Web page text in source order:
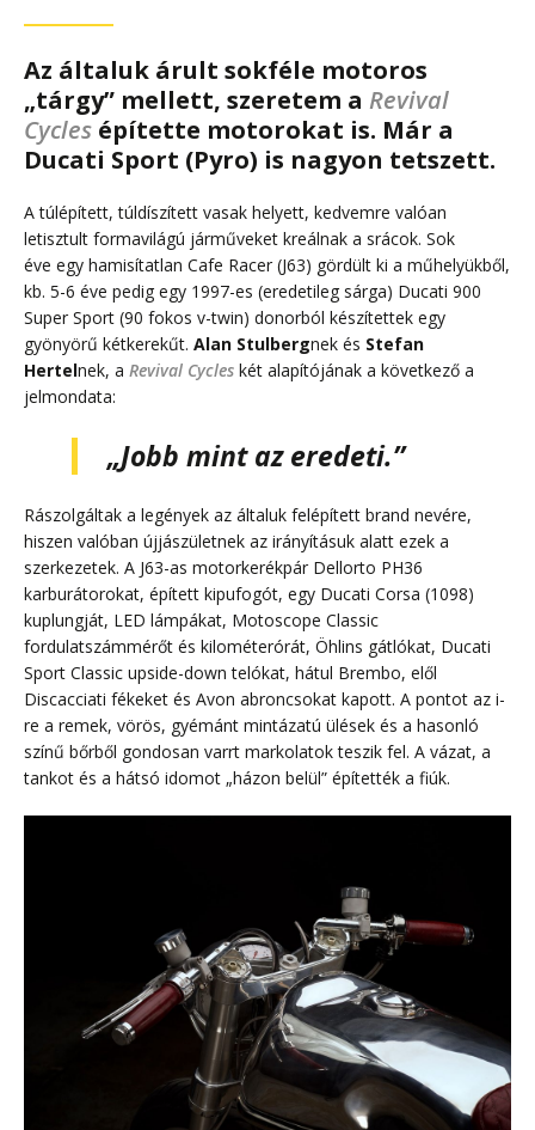
Az általuk árult sokféle motoros
„tárgy” mellett, szeretem a Revival
Cycles építette motorokat is. Már a
Ducati Sport (Pyro) is nagyon tetszett.
A túlépített, túldíszített vasak helyett, kedvemre valóan
letisztult formavilágú járműveket kreálnak a srácok. Sok
éve egy hamisítatlan Cafe Racer (J63) gördült ki a műhelyükből,
kb. 5-6 éve pedig egy 1997-es (eredetileg sárga) Ducati 900
Super Sport (90 fokos v-twin) donorból készítettek egy
gyönyörű kétkerekűt. Alan Stulbergnek és Stefan
Hertelnek, a Revival Cycles két alapítójának a következő a
jelmondata:
„Jobb mint az eredeti.”
Rászolgáltak a legények az általuk felépített brand nevére,
hiszen valóban újjászületnek az irányításuk alatt ezek a
szerkezetek. A J63-as motorkerékpár Dellorto PH36
karburátorokat, épített kipufogót, egy Ducati Corsa (1098)
kuplungját, LED lámpákat, Motoscope Classic
fordulatszámmérőt és kilométerórát, Öhlins gátlókat, Ducati
Sport Classic upside-down telókat, hátul Brembo, elől
Discacciati fékeket és Avon abroncsokat kapott. A pontot az i-
re a remek, vörös, gyémánt mintázatú ülések és a hasonló
színű bőrből gondosan varrt markolatok teszik fel. A vázat, a
tankot és a hátsó idomot „házon belül” építették a fiúk.